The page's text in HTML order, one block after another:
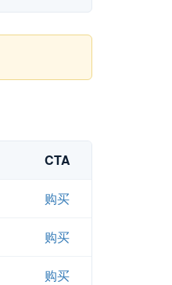
CTA
购买
购买
购买